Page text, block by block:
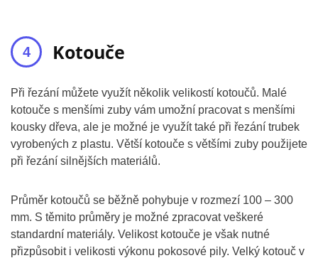
Kotouče
Při řezání můžete využít několik velikostí kotoučů. Malé
kotouče s menšími zuby vám umožní pracovat s menšími
kousky dřeva, ale je možné je využít také při řezání trubek
vyrobených z plastu. Větší kotouče s většími zuby použijete
při řezání silnějších materiálů.
Průměr kotoučů se běžně pohybuje v rozmezí 100 – 300
mm. S těmito průměry je možné zpracovat veškeré
standardní materiály. Velikost kotouče je však nutné
přizpůsobit i velikosti výkonu pokosové pily. Velký kotouč v